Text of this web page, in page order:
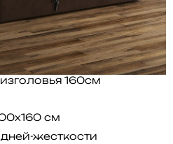
160см
см
жесткости